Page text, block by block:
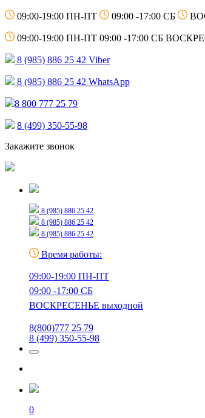
09:00-19:00 ПН-ПТ 09:00 -17:00 СБ
09:00-19:00 ПН-ПТ 09:00 -17:00 СБ
8 (985) 886 25 42 Viber
8 (985) 886 25 42 WhatsApp
8 800 777 25 79
8 (499) 350-55-98
Закажите звонок
8 (985) 886 25 42
8 (985) 886 25 42
8 (985) 886 25 42
Время работы:
09:00-19:00 ПН-ПТ
09:00 -17:00 СБ
ВОСКРЕСЕНЬЕ выходной
8(800)777 25 79
8 (499) 350-55-98
0